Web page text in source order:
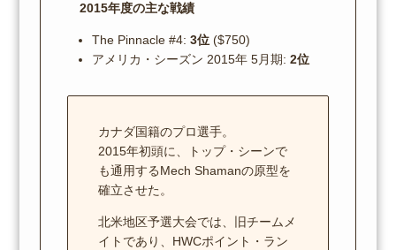
2015年度の主な戦績
The Pinnacle #4: 3位($750)
アメリカ・シーズン 2015年 5月期: 2位
カナダ国籍のプロ選手。
2015年初頭に、トップ・シーンで
も通用するMech Shamanの原型を
確立させた。
北米地区予選大会では、旧チームメ
イトであり、HWCポイント・ラン